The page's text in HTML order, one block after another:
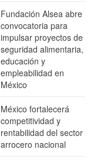
Fundación Alsea abre
convocatoria para
impulsar proyectos de
seguridad alimentaria,
educación y
empleabilidad en
México
México fortalecerá
competitividad y
rentabilidad del sector
arrocero nacional